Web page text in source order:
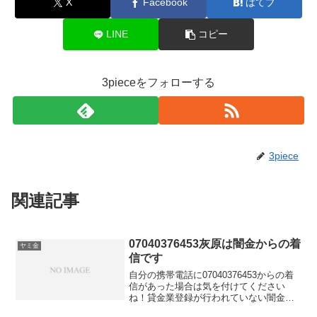
LINE コピー
3pieceをフォローする
3piece
関連記事
ヤミ金
07040376453灰原は闇金からの着
信です
自分の携帯電話に07040376453からの着
信があった場合は気を付けてください
ね！貸金業登録が行われていない闇金業